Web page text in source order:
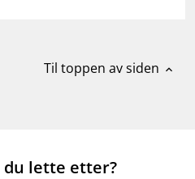
Til toppen av siden expand_less
du lette etter?